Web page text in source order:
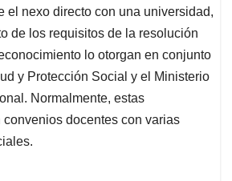
el nexo directo con una universidad,
de los requisitos de la resolución
lo otorgan en conjunto
y Protección Social y el Ministerio
Normalmente, estas
docentes con varias